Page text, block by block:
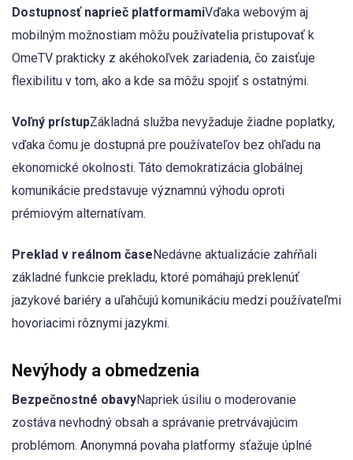
Dostupnosť naprieč platformamiVďaka webovým aj
mobilným možnostiam môžu používatelia pristupovať k
OmeTV prakticky z akéhokoľvek zariadenia, čo zaisťuje
flexibilitu v tom, ako a kde sa môžu spojiť s ostatnými.
Voľný prístupZákladná služba nevyžaduje žiadne poplatky,
vďaka čomu je dostupná pre používateľov bez ohľadu na
ekonomické okolnosti. Táto demokratizácia globálnej
komunikácie predstavuje významnú výhodu oproti
prémiovým alternatívam.
Preklad v reálnom časeNedávne aktualizácie zahŕňali
základné funkcie prekladu, ktoré pomáhajú preklenúť
jazykové bariéry a uľahčujú komunikáciu medzi používateľmi
hovoriacimi rôznymi jazykmi.
Nevýhody a obmedzenia
Bezpečnostné obavyNapriek úsiliu o moderovanie
zostáva nevhodný obsah a správanie pretrvávajúcim
problémom. Anonymná povaha platformy sťažuje úplné